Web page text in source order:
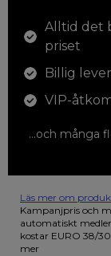
Alltid det
priset
Billig
VIP-
...och många
Läs mer om
12 färgpennor
illustrationen på
färger.
Kampanjpris och
automatiskt
kostar EURO 38/
mer